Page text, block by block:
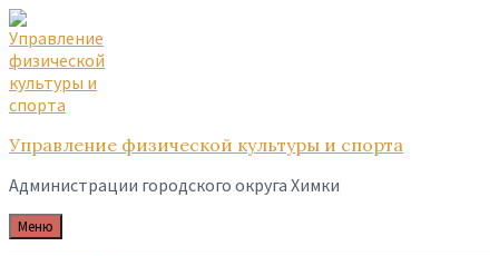
Skip
to
content
Skip
to
main
navigation
Skip
to
footer
Управление физической культуры и спорта
Администрации городского округа Химки
Меню